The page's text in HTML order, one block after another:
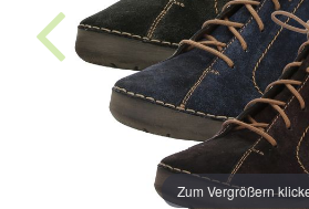
Zum Vergrößern